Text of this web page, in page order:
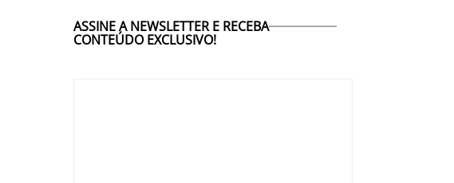
ASSINE A NEWSLETTER E RECEBA
CONTEÚDO EXCLUSIVO!